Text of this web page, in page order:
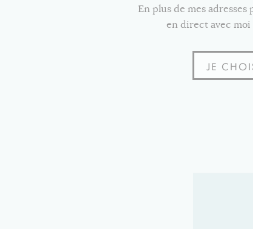
En plus de mes
en direct avec moi
JE